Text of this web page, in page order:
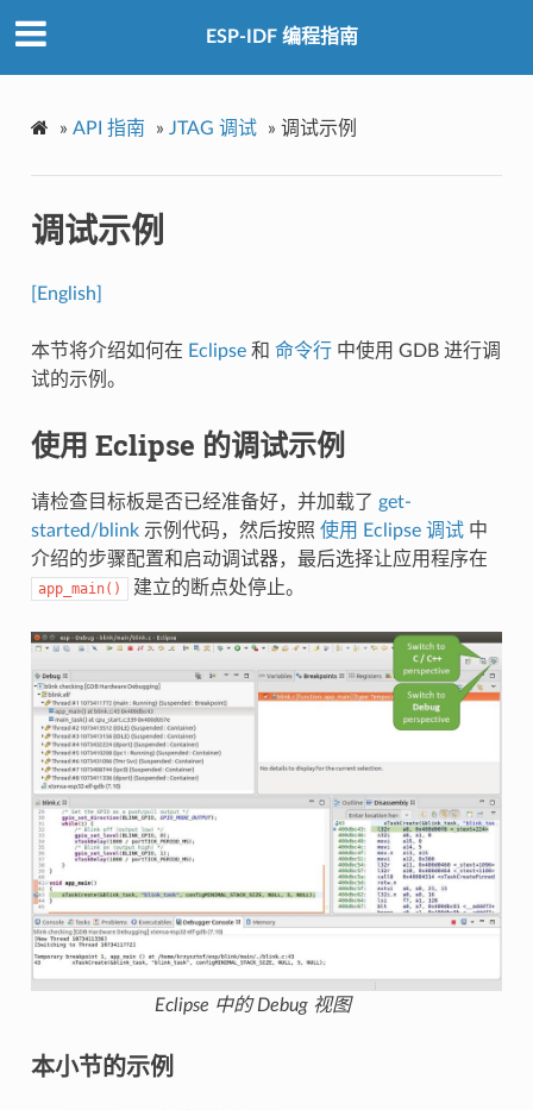
ESP-IDF 编程指南
» API 指南 » JTAG 调试 » 调试示例
调试示例
[English]
本节将介绍如何在 Eclipse和 命令行中使用 GDB 进行调
试的示例。
使用 Eclipse 的调试示例
请检查目标板是否已经准备好，并加载了 get-
started/blink示例代码，然后按照 使用 Eclipse 调试中
介绍的步骤配置和启动调试器，最后选择让应用程序在
app_main() 建立的断点处停止。
Eclipse 中的 Debug 视图
本小节的示例